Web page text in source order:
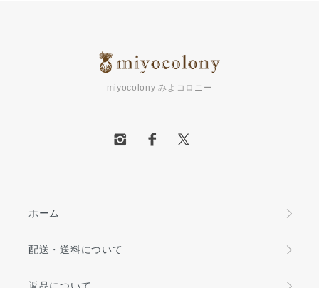
miyocolony みよコロニー
ホーム
配送・送料について